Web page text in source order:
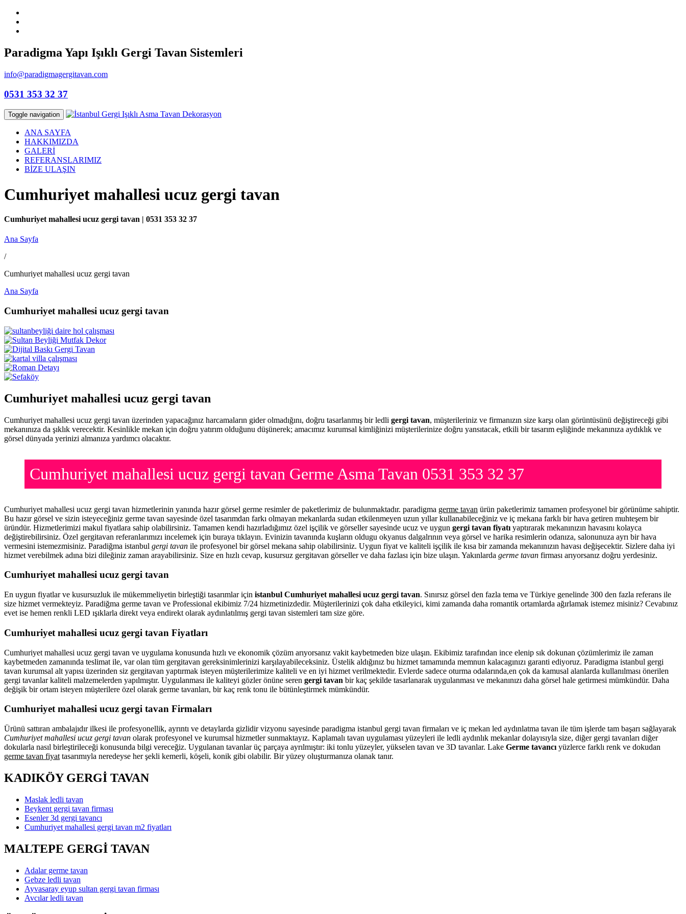
Paradigma Yapı Işıklı Gergi Tavan Sistemleri
info@paradigmagergitavan.com
0531 353 32 37
Toggle navigation
ANA SAYFA
HAKKIMIZDA
GALERİ
REFERANSLARIMIZ
BİZE ULAŞIN
Cumhuriyet mahallesi ucuz gergi tavan
Cumhuriyet mahallesi ucuz gergi tavan | 0531 353 32 37
Ana Sayfa
/
Cumhuriyet mahallesi ucuz gergi tavan
Ana Sayfa
Cumhuriyet mahallesi ucuz gergi tavan
Cumhuriyet mahallesi ucuz gergi tavan
Cumhuriyet mahallesi ucuz gergi tavan üzerinden yapacağınız harcamaların gider olmadığını, doğru tasarlanmış bir ledli gergi tavan, müşterileriniz ve firmanızın size karşı olan görüntüsünü değiştireceği gibi
mekanınıza da şıklık verecektir. Kesinlikle mekan için doğru yatırım olduğunu düşünerek; amacımız kurumsal kimliğinizi müşterilerinize doğru yansıtacak, etkili bir tasarım eşliğinde mekanınıza aydıklık ve
görsel dünyada yerinizi almanıza yardımcı olacaktır.
Cumhuriyet mahallesi ucuz gergi tavan Germe Asma Tavan 0531 353 32 37
Cumhuriyet mahallesi ucuz gergi tavan hizmetlerinin yanında hazır görsel germe resimler de paketlerimiz de bulunmaktadır. paradigma germe tavan ürün paketlerimiz tamamen profesyonel bir görünüme sahiptir.
Bu hazır görsel ve sizin isteyeceğiniz germe tavan sayesinde özel tasarımdan farkı olmayan mekanlarda sudan etkilenmeyen uzun yıllar kullanabileceğiniz ve iç mekana farklı bir hava getiren muhteşem bir
üründür. Hizmetlerimizi makul fiyatlara sahip olabilirsiniz. Tamamen kendi hazırladığımız özel işçilik ve görseller sayesinde ucuz ve uygun gergi tavan fiyatı yaptırarak mekanınızın havasını kolayca
değiştirebilirsiniz. Özel gergitavan referanlarımızı incelemek için buraya tıklayın. Evinizin tavanında kuşların oldugu okyanus dalgalrının veya görsel ve harika resimlerin odanıza, salonunuza ayrı bir hava
vermesini istemezmisiniz. Paradiğma istanbul gergi tavan ile profesyonel bir görsel mekana sahip olabilirsiniz. Uygun fiyat ve kaliteli işçilik ile kısa bir zamanda mekanınızın havası değişecektir. Sizlere daha iyi
hizmet verebilmek adına bizi dileğiniz zaman arayabilirsiniz. Size en hızlı cevap, kusursuz gergitavan görseller ve daha fazlası için bize ulaşın. Yakınlarda germe tavan firması arıyorsanız doğru yerdesiniz.
Cumhuriyet mahallesi ucuz gergi tavan
En uygun fiyatlar ve kusursuzluk ile mükemmeliyetin birleştiği tasarımlar için istanbul Cumhuriyet mahallesi ucuz gergi tavan. Sınırsız görsel den fazla tema ve Türkiye genelinde 300 den fazla referans ile
size hizmet vermekteyiz. Paradiğma germe tavan ve Professional ekibimiz 7/24 hizmetinizdedir. Müşterilerinizi çok daha etkileyici, kimi zamanda daha romantik ortamlarda ağırlamak istemez misiniz? Cevabınız
evet ise hemen renkli LED ışıklarla direkt veya endirekt olarak aydınlatılmış gergi tavan sistemleri tam size göre.
Cumhuriyet mahallesi ucuz gergi tavan Fiyatları
Cumhuriyet mahallesi ucuz gergi tavan ve uygulama konusunda hızlı ve ekonomik çözüm arıyorsanız vakit kaybetmeden bize ulaşın. Ekibimiz tarafından ince elenip sık dokunan çözümlerimiz ile zaman
kaybetmeden zamanında teslimat ile, var olan tüm gergitavan gereksinimlerinizi karşılayabileceksiniz. Üstelik aldığınız bu hizmet tamamında memnun kalacagınızı garanti ediyoruz. Paradigma istanbul gergi
tavan kurumsal alt yapısı üzerinden siz gergitavan yaptırmak isteyen müşterilerimize kaliteli ve en iyi hizmet verilmektedir. Evlerde sadece oturma odalarında,en çok da kamusal alanlarda kullanılması önerilen
gergi tavanlar kaliteli malzemelerden yapılmıştır. Uygulanması ile kaliteyi gözler önüne seren gergi tavan bir kaç şekilde tasarlanarak uygulanması ve mekanınızı daha görsel hale getirmesi mümkündür. Daha
değişik bir ortam isteyen müşterilere özel olarak germe tavanları, bir kaç renk tonu ile bütünleştirmek mümkündür.
Cumhuriyet mahallesi ucuz gergi tavan Firmaları
Ürünü sattıran ambalajıdır ilkesi ile profesyonellik, ayrıntı ve detaylarda gizlidir vizyonu sayesinde paradigma istanbul gergi tavan firmaları ve iç mekan led aydınlatma tavan ile tüm işlerde tam başarı sağlayarak
Cumhuriyet mahallesi ucuz gergi tavan olarak profesyonel ve kurumsal hizmetler sunmaktayız. Kaplamalı tavan uygulaması yüzeyleri ile ledli aydınlık mekanlar dolayısıyla size, diğer gergi tavanları diğer
dokularla nasıl birleştirileceği konusunda bilgi vereceğiz. Uygulanan tavanlar üç parçaya ayrılmıştır: iki tonlu yüzeyler, yükselen tavan ve 3D tavanlar. Lake Germe tavancı yüzlerce farklı renk ve dokudan
germe tavan fiyat tasarımıyla neredeyse her şekli kemerli, köşeli, konik gibi olabilir. Bir yüzey oluşturmanıza olanak tanır.
KADIKÖY GERGİ TAVAN
Maslak ledli tavan
Beykent gergi tavan firması
Esenler 3d gergi tavancı
Cumhuriyet mahallesi gergi tavan m2 fiyatları
MALTEPE GERGİ TAVAN
Adalar germe tavan
Gebze ledli tavan
Ayvasaray eyup sultan gergi tavan firması
Avcılar ledli tavan